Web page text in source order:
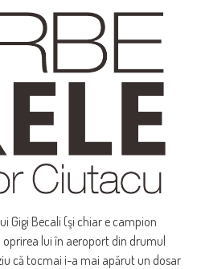
Gigi Becali (şi chiar e campion
lui în aeroport din drumul
că tocmai i-a mai apărut un dosar